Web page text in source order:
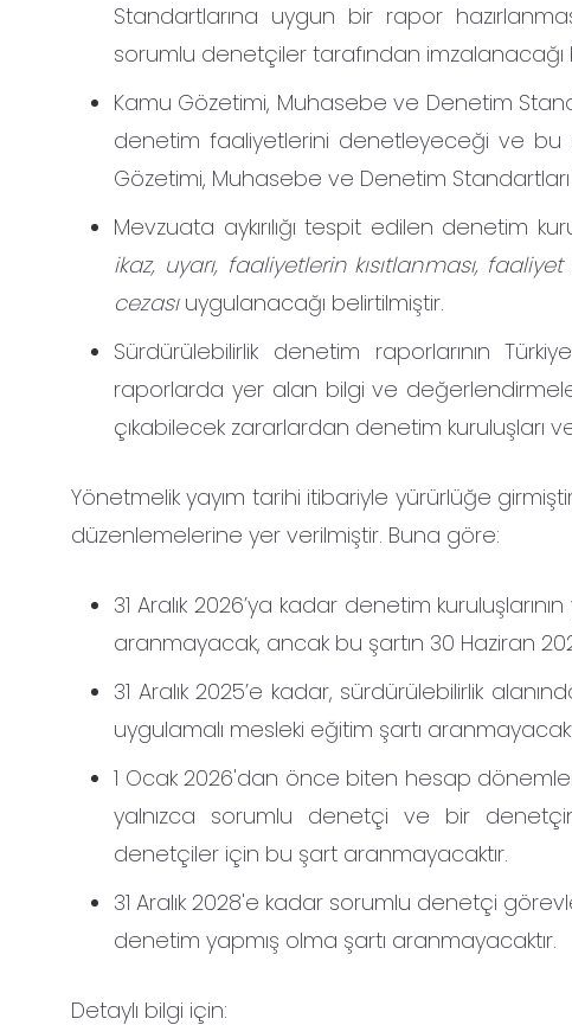
Standartlarına uygun bir rapor
sorumlu denetçiler tarafından imzalanacağı
Kamu Gözetimi, Muhasebe ve Denetim
denetim faaliyetlerini denetleyeceği ve bu
Gözetimi, Muhasebe ve Denetim Standartları
Mevzuata aykırılığı tespit edilen denetim
ikaz, uyarı, faaliyetlerin kısıtlanması,
cezası uygulanacağı belirtilmiştir.
Sürdürülebilirlik denetim raporlarının
raporlarda yer alan bilgi ve
çıkabilecek zararlardan denetim kuruluşları
Yönetmelik yayım tarihi itibariyle yürürlüğe
düzenlemelerine yer verilmiştir. Buna göre:
31 Aralık 2026’ya kadar denetim
aranmayacak, ancak bu şartın 30 Haziran
31 Aralık 2025’e kadar, sürdürülebilirlik
uygulamalı mesleki eğitim şartı
1 Ocak 2026'dan önce biten hesap
yalnızca sorumlu denetçi ve bir
denetçiler için bu şart aranmayacaktır.
31 Aralık 2028'e kadar sorumlu denetçi
denetim yapmış olma şartı aranmayacaktır.
Detaylı bilgi için: